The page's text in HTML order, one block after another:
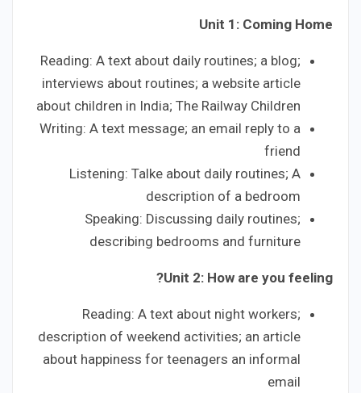
Unit 1: Coming Home
Reading: A text about daily routines; a blog;
interviews about routines; a website article
about children in India; The Railway Children
Writing: A text message; an email reply to a
friend
Listening: Talke about daily routines; A
description of a bedroom
Speaking: Discussing daily routines;
describing bedrooms and furniture
Unit 2: How are you feeling?
Reading: A text about night workers;
description of weekend activities; an article
about happiness for teenagers an informal
email